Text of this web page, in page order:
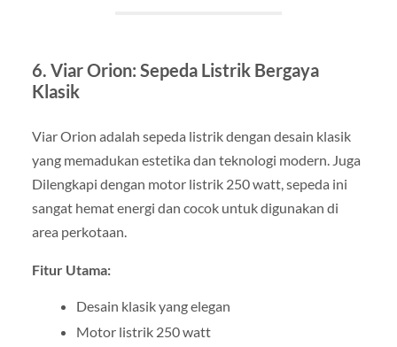
6. Viar Orion: Sepeda Listrik Bergaya
Klasik
Viar Orion adalah sepeda listrik dengan desain klasik
yang memadukan estetika dan teknologi modern. Juga
Dilengkapi dengan motor listrik 250 watt, sepeda ini
sangat hemat energi dan cocok untuk digunakan di
area perkotaan.
Fitur Utama:
Desain klasik yang elegan
Motor listrik 250 watt